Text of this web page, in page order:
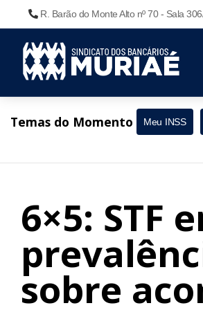
R. Barão do Monte Alto nº 70 - Sala
Temas do Momento Meu INSS
6×5: STF
sobre